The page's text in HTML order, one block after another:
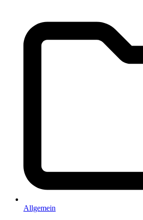
Allgemein